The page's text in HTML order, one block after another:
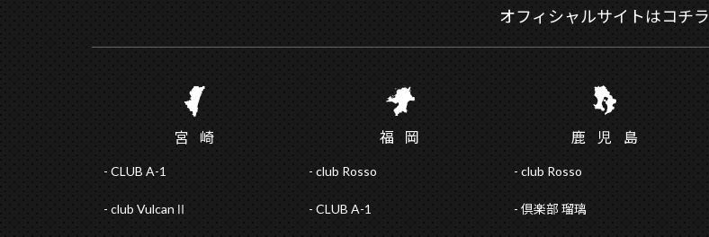
オフィシャルサイトはコチラ
宮 崎
CLUB A-1
club VulcanⅡ
福 岡
club Rosso
CLUB A-1
鹿児 島
club Rosso
倶楽部 瑠璃